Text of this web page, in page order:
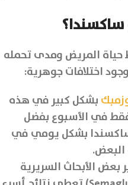
ساكسندا؟
حياة المريض ومدى تحمله
اختلافات جوهرية:
بشكل كبير في هذه
في الأسبوع بفضل
ساكسندا بشكل يومي في
بعض الأبحاث السريرية